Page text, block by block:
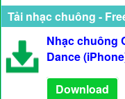
Tải nhạc chuông -
Nhạc chuông
Dance
Download